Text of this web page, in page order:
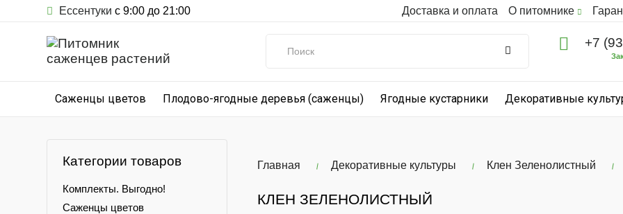
Ессентуки с 9:00 до 21:00 Доставка и оплата О питомнике
+7
Саженцы цветов Плодово-ягодные деревья (саженцы) Ягодные кустарники Декоративные
Категории товаров
Комплекты. Выгодно!
Саженцы цветов
Главная Декоративные культуры Клен Зеленолистный
КЛЕН ЗЕЛЕНОЛИСТНЫЙ